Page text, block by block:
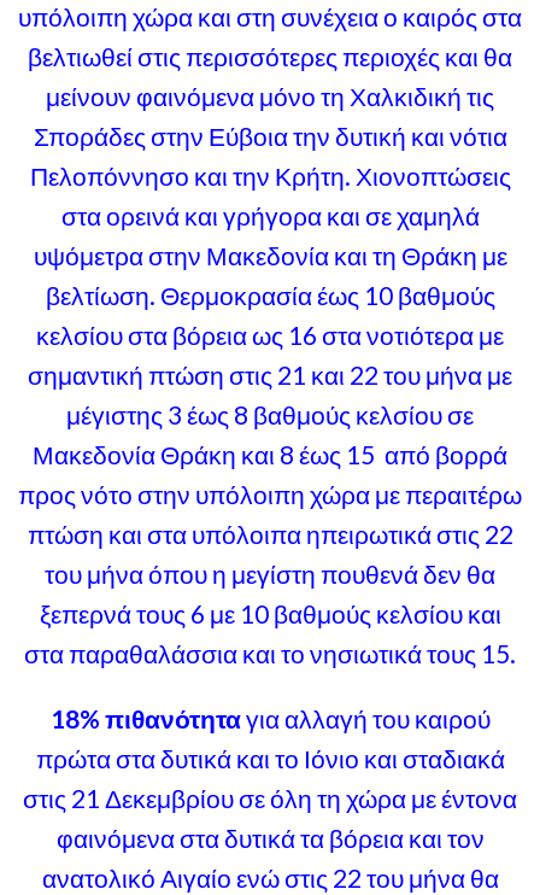
υπόλοιπη χώρα και στη συνέχεια ο καιρός στα
βελτιωθεί στις περισσότερες περιοχές και θα
μείνουν φαινόμενα μόνο τη Χαλκιδική τις
Σποράδες στην Εύβοια την δυτική και νότια
Πελοπόννησο και την Κρήτη. Χιονοπτώσεις
στα ορεινά και γρήγορα και σε χαμηλά
υψόμετρα στην Μακεδονία και τη Θράκη με
βελτίωση. Θερμοκρασία έως 10 βαθμούς
κελσίου στα βόρεια ως 16 στα νοτιότερα με
σημαντική πτώση στις 21 και 22 του μήνα με
μέγιστης 3 έως 8 βαθμούς κελσίου σε
Μακεδονία Θράκη και 8 έως 15 από βορρά
προς νότο στην υπόλοιπη χώρα με περαιτέρω
πτώση και στα υπόλοιπα ηπειρωτικά στις 22
του μήνα όπου η μεγίστη πουθενά δεν θα
ξεπερνά τους 6 με 10 βαθμούς κελσίου και
στα παραθαλάσσια και το νησιωτικά τους 15.
18% πιθανότηταγια αλλαγή του καιρού
πρώτα στα δυτικά και το Ιόνιο και σταδιακά
στις 21 Δεκεμβρίου σε όλη τη χώρα με έντονα
φαινόμενα στα δυτικά τα βόρεια και τον
ανατολικό Αιγαίο ενώ στις 22 του μήνα θα